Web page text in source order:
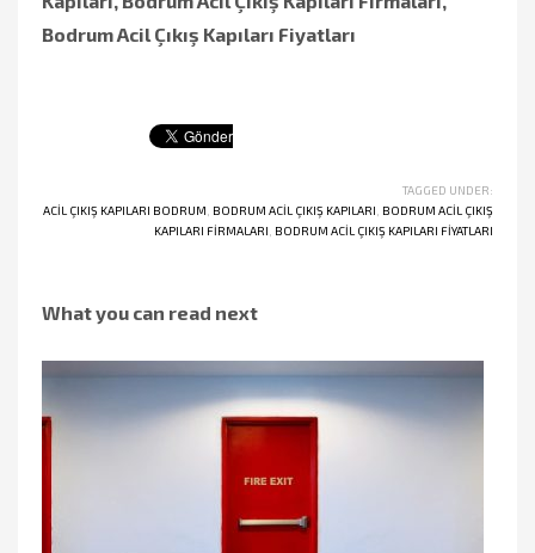
Bodrum Acil Çıkış Kapıları Fiyatları
TAGGED UNDER:
ACIL ÇIKIŞ KAPILARI BODRUM BODRUM ACIL ÇIKIŞ KAPILARI BODRUM ACIL ÇIKIŞ
KAPILARI FIRMALARI BODRUM ACIL ÇIKIŞ KAPILARI FIYATLARI
What you can read next